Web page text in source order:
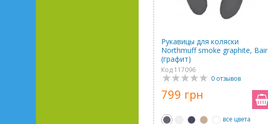
Рукавицы для коляски
Northmuff smoke graphite, Bair
(графит)
Код 117096
0 отзывов
799 грн
все цвета